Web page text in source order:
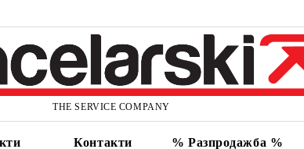
THE SERVICE COMPANY
Контакти % Разпродажба %